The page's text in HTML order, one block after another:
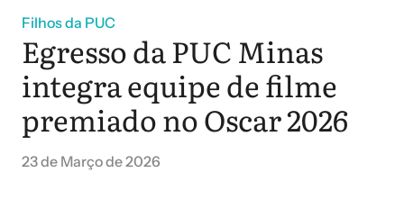
Filhos da PUC
Egresso da PUC Minas
integra equipe de filme
premiado no Oscar 2026
23 de Março de 2026